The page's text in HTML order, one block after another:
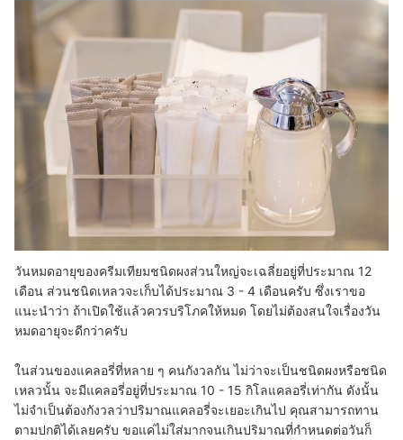
วันหมดอายุของครีมเทียมชนิดผงส่วนใหญ่จะเฉลี่ยอยู่ที่ประมาณ 12
เดือน ส่วนชนิดเหลวจะเก็บได้ประมาณ 3 - 4 เดือนครับ ซึ่งเราขอ
แนะนำว่า ถ้าเปิดใช้แล้วควรบริโภคให้หมด โดยไม่ต้องสนใจเรื่องวัน
หมดอายุจะดีกว่าครับ
ในส่วนของแคลอรี่ที่หลาย ๆ คนกังวลกัน ไม่ว่าจะเป็นชนิดผงหรือชนิด
เหลวนั้น จะมีแคลอรี่อยู่ที่ประมาณ 10 - 15 กิโลแคลอรี่เท่ากัน ดังนั้น
ไม่จำเป็นต้องกังวลว่าปริมาณแคลอรี่จะเยอะเกินไป คุณสามารถทาน
ตามปกติได้เลยครับ ขอแค่ไม่ใส่มากจนเกินปริมาณที่กำหนดต่อวันก็